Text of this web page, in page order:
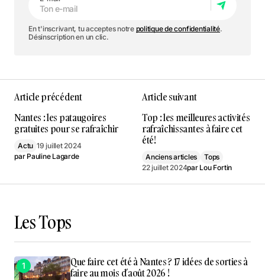
En t'inscrivant, tu acceptes notre politique de confidentialité.
Désinscription en un clic.
Article précédent
Nantes : les pataugoires
gratuites pour se rafraîchir
Actu 19 juillet 2024
par Pauline Lagarde
Article suivant
Top : les meilleures activités
rafraîchissantes à faire cet
été!
Anciens articles
Tops
22 juillet 2024par Lou Fortin
Les Tops
Que faire cet été à Nantes ? 17 idées de sorties à
faire au mois d’août 2026 !